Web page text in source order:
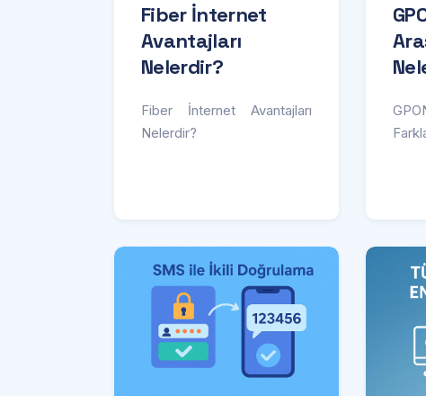
Fiber İnternet
Avantajları
Nelerdir?
Fiber İnternet Avantajları
Nelerdir?